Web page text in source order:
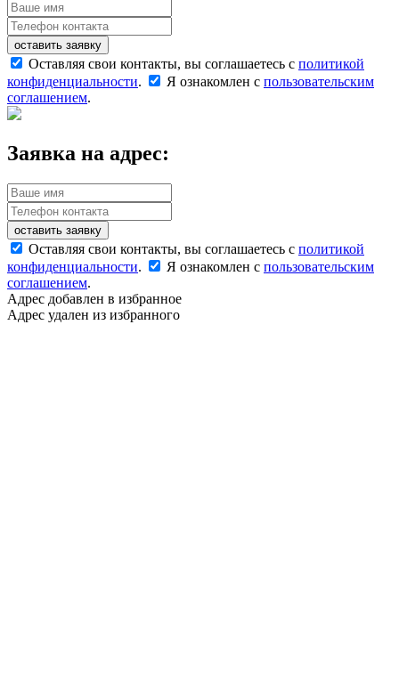
оставить заявку
Оставляя свои контакты, вы соглашаетесь с политикой
конфиденциальности. Я ознакомлен с пользовательским
соглашением.
Заявка на адрес:
оставить заявку
Оставляя свои контакты, вы соглашаетесь с политикой
конфиденциальности. Я ознакомлен с пользовательским
соглашением.
Адрес добавлен в избранное
Адрес удален из избранного